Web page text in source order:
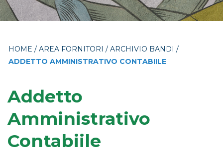
HOME / AREA FORNITORI / ARCHIVIO BANDI /
ADDETTO AMMINISTRATIVO CONTABIILE
Addetto
Amministrativo
Contabiile